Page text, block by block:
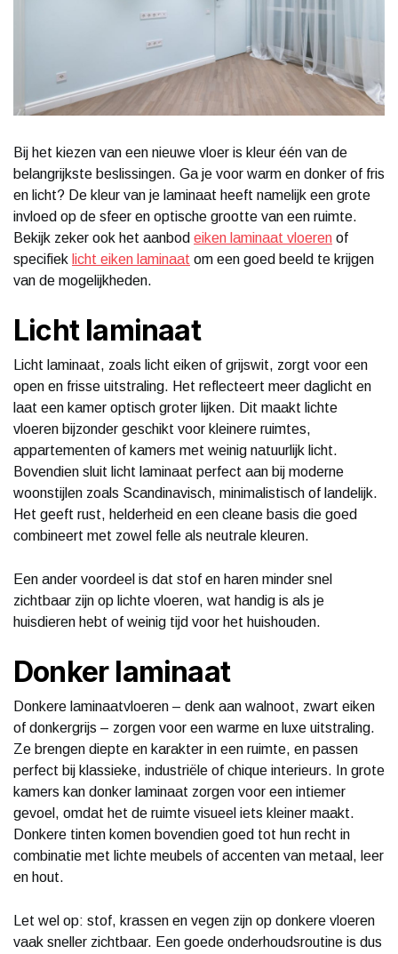
Bij het kiezen van een nieuwe vloer is kleur één van de
belangrijkste beslissingen. Ga je voor warm en donker of fris
en licht? De kleur van je laminaat heeft namelijk een grote
invloed op de sfeer en optische grootte van een ruimte.
Bekijk zeker ook het aanbod eiken laminaat vloeren of
specifiek licht eiken laminaat om een goed beeld te krijgen
van de mogelijkheden.
Licht laminaat
Licht laminaat, zoals licht eiken of grijswit, zorgt voor een
open en frisse uitstraling. Het reflecteert meer daglicht en
laat een kamer optisch groter lijken. Dit maakt lichte
vloeren bijzonder geschikt voor kleinere ruimtes,
appartementen of kamers met weinig natuurlijk licht.
Bovendien sluit licht laminaat perfect aan bij moderne
woonstijlen zoals Scandinavisch, minimalistisch of landelijk.
Het geeft rust, helderheid en een cleane basis die goed
combineert met zowel felle als neutrale kleuren.
Een ander voordeel is dat stof en haren minder snel
zichtbaar zijn op lichte vloeren, wat handig is als je
huisdieren hebt of weinig tijd voor het huishouden.
Donker laminaat
Donkere laminaatvloeren – denk aan walnoot, zwart eiken
of donkergrijs – zorgen voor een warme en luxe uitstraling.
Ze brengen diepte en karakter in een ruimte, en passen
perfect bij klassieke, industriële of chique interieurs. In grote
kamers kan donker laminaat zorgen voor een intiemer
gevoel, omdat het de ruimte visueel iets kleiner maakt.
Donkere tinten komen bovendien goed tot hun recht in
combinatie met lichte meubels of accenten van metaal, leer
en hout.
Let wel op: stof, krassen en vegen zijn op donkere vloeren
vaak sneller zichtbaar. Een goede onderhoudsroutine is dus